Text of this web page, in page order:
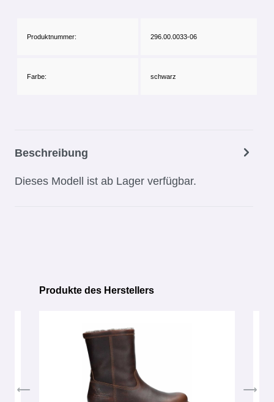
Produktnummer: 296.00.0033-06
Farbe: schwarz
Beschreibung
Dieses Modell ist ab Lager verfügbar.
Produktgalerie überspringen
Produkte des Herstellers